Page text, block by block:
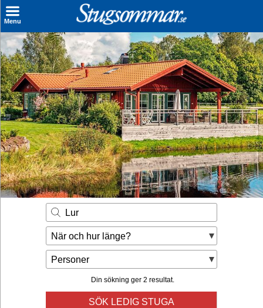
Menu
Sök stuga
Sista Minuten
Genvägar
Inspiration
Kontakt
Husägare
Se hur mycket du kan tjäna
Räkna ut din
hyresintäkt
Lur
När och hur länge?
Personer
Din sökning ger 2 resultat.
SÖK LEDIG STUGA